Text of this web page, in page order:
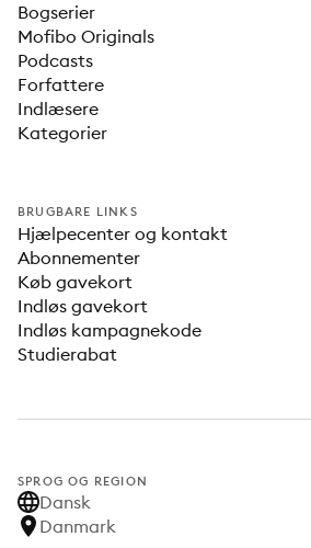
Bogserier
Mofibo Originals
Podcasts
Forfattere
Indlæsere
Kategorier
BRUGBARE LINKS
Hjælpecenter og kontakt
Abonnementer
Køb gavekort
Indløs gavekort
Indløs kampagnekode
Studierabat
SPROG OG REGION
Dansk
Danmark